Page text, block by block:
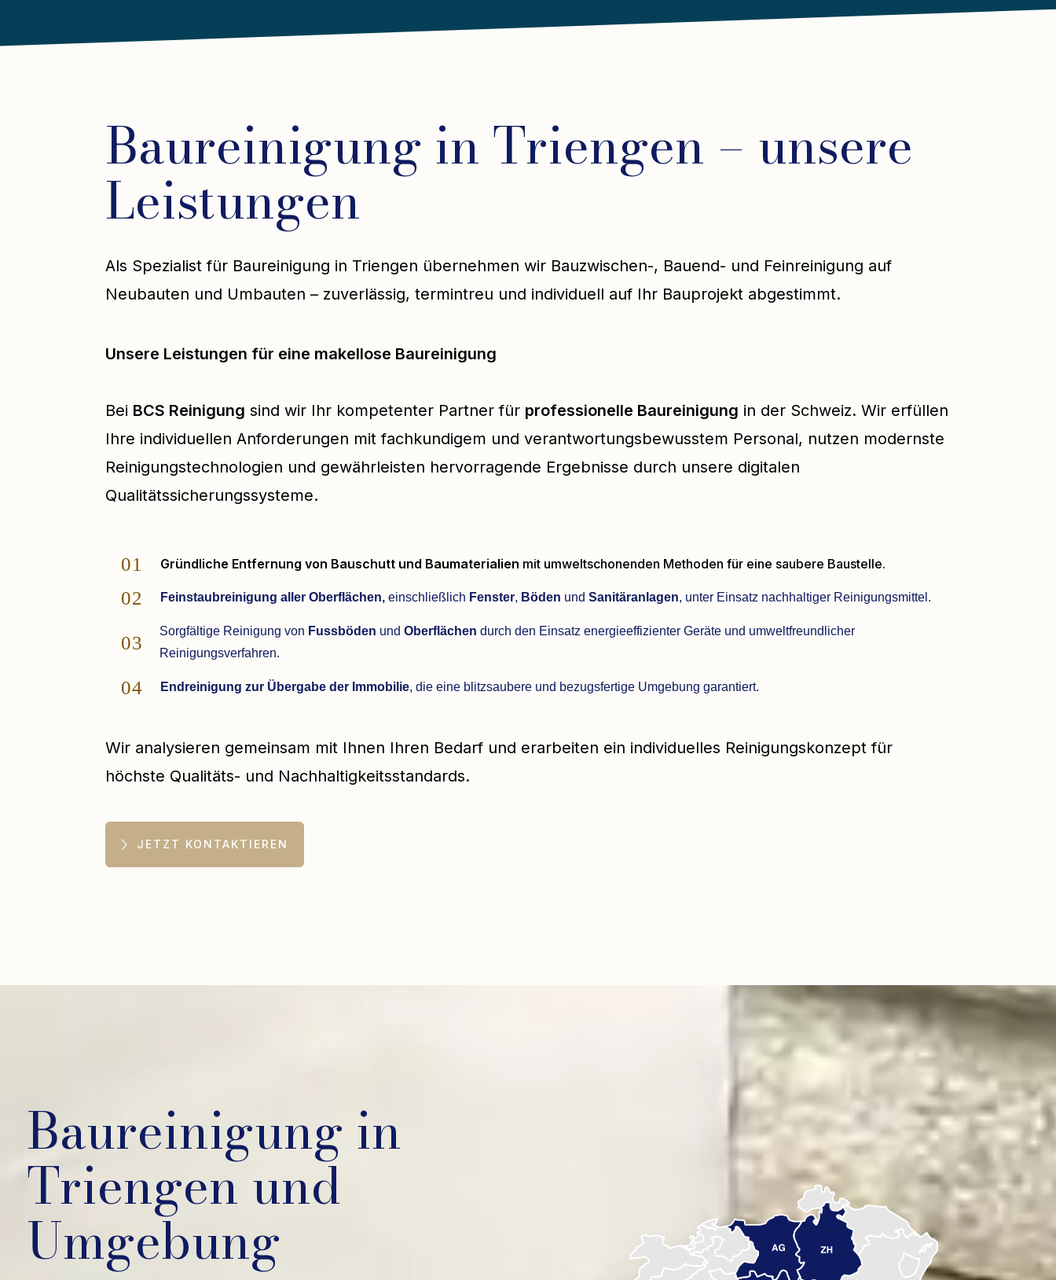
Baureinigung in Triengen – unsere
Leistungen
Als Spezialist für Baureinigung in Triengen übernehmen wir Bauzwischen-, Bauend- und Feinreinigung auf
Neubauten und Umbauten – zuverlässig, termintreu und individuell auf Ihr Bauprojekt abgestimmt.
Unsere Leistungen für eine makellose Baureinigung
Bei BCS Reinigung sind wir Ihr kompetenter Partner für professionelle Baureinigung in der Schweiz. Wir erfüllen
Ihre individuellen Anforderungen mit fachkundigem und verantwortungsbewusstem Personal, nutzen modernste
Reinigungstechnologien und gewährleisten hervorragende Ergebnisse durch unsere digitalen
Qualitätssicherungssysteme.
01 Gründliche Entfernung von Bauschutt und Baumaterialien mit umweltschonenden Methoden für eine saubere Baustelle.
02 Feinstaubreinigung aller Oberflächen,einschließlich Fenster, Böden undSanitäranlagen, unter Einsatz nachhaltiger Reinigungsmittel.
03
Sorgfältige Reinigung von Fussböden undOberflächen durch den Einsatz energieeffizienter Geräte und umweltfreundlicher
Reinigungsverfahren.
04 Endreinigung zur Übergabe der Immobilie, die eine blitzsaubere und bezugsfertige Umgebung garantiert.
Wir analysieren gemeinsam mit Ihnen Ihren Bedarf und erarbeiten ein individuelles Reinigungskonzept für
höchste Qualitäts- und Nachhaltigkeitsstandards.
JETZT KONTAKTIEREN
Baureinigung in
Triengen und
Umgebung